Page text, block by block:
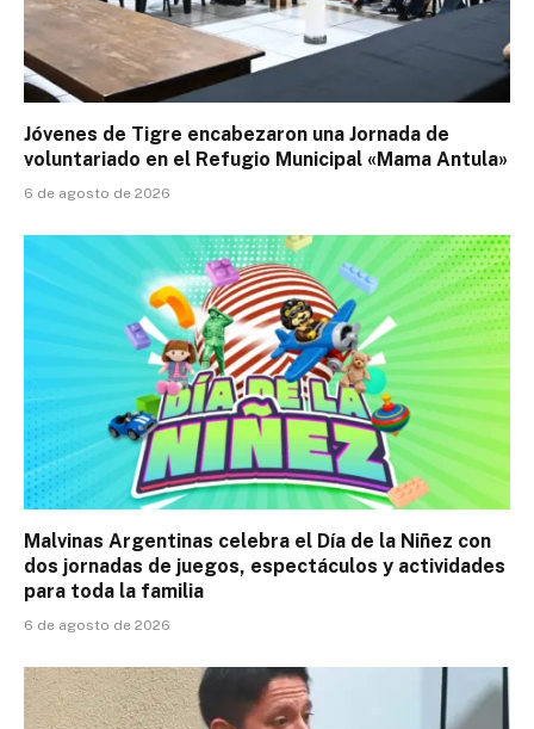
Jóvenes de Tigre encabezaron una Jornada de
voluntariado en el Refugio Municipal «Mama Antula»
6 de agosto de 2026
Malvinas Argentinas celebra el Día de la Niñez con
dos jornadas de juegos, espectáculos y actividades
para toda la familia
6 de agosto de 2026